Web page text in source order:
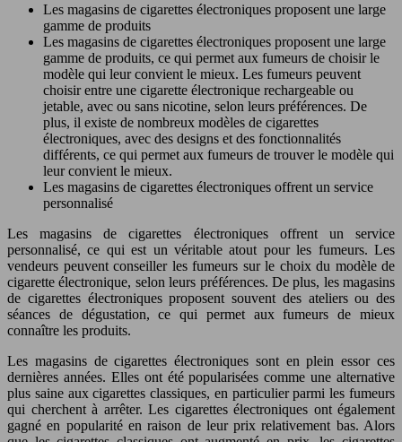
Les magasins de cigarettes électroniques proposent une large
gamme de produits
Les magasins de cigarettes électroniques proposent une large
gamme de produits, ce qui permet aux fumeurs de choisir le
modèle qui leur convient le mieux. Les fumeurs peuvent
choisir entre une cigarette électronique rechargeable ou
jetable, avec ou sans nicotine, selon leurs préférences. De
plus, il existe de nombreux modèles de cigarettes
électroniques, avec des designs et des fonctionnalités
différents, ce qui permet aux fumeurs de trouver le modèle qui
leur convient le mieux.
Les magasins de cigarettes électroniques offrent un service
personnalisé
Les magasins de cigarettes électroniques offrent un service
personnalisé, ce qui est un véritable atout pour les fumeurs. Les
vendeurs peuvent conseiller les fumeurs sur le choix du modèle de
cigarette électronique, selon leurs préférences. De plus, les magasins
de cigarettes électroniques proposent souvent des ateliers ou des
séances de dégustation, ce qui permet aux fumeurs de mieux
connaître les produits.
Les magasins de cigarettes électroniques sont en plein essor ces
dernières années. Elles ont été popularisées comme une alternative
plus saine aux cigarettes classiques, en particulier parmi les fumeurs
qui cherchent à arrêter. Les cigarettes électroniques ont également
gagné en popularité en raison de leur prix relativement bas. Alors